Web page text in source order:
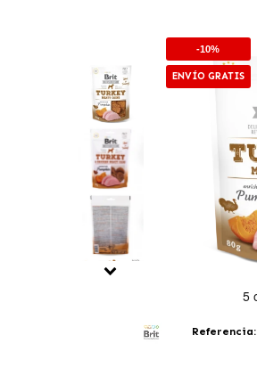
-10%
ENVÍO GRATIS
Referencia: